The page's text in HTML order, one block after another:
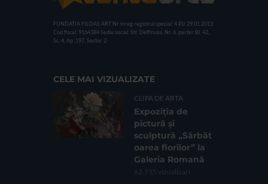
FUNDATIA FILDAS ART Nr inreg registrul special: 4 PJ/ 29.01.2013
Cod fiscal: 9164384 Sediu social: Str. Delfinului, Nr. 6, parter Bl. 42,
Sc. 4, Ap. 197, Sector 2
CELE MAI VIZUALIZATE
CLIPA DE ARTA
Expoziția de
pictură și
sculptură „Sărbăt
oarea florilor” la
Galeria Romană
62.735 vizualizari